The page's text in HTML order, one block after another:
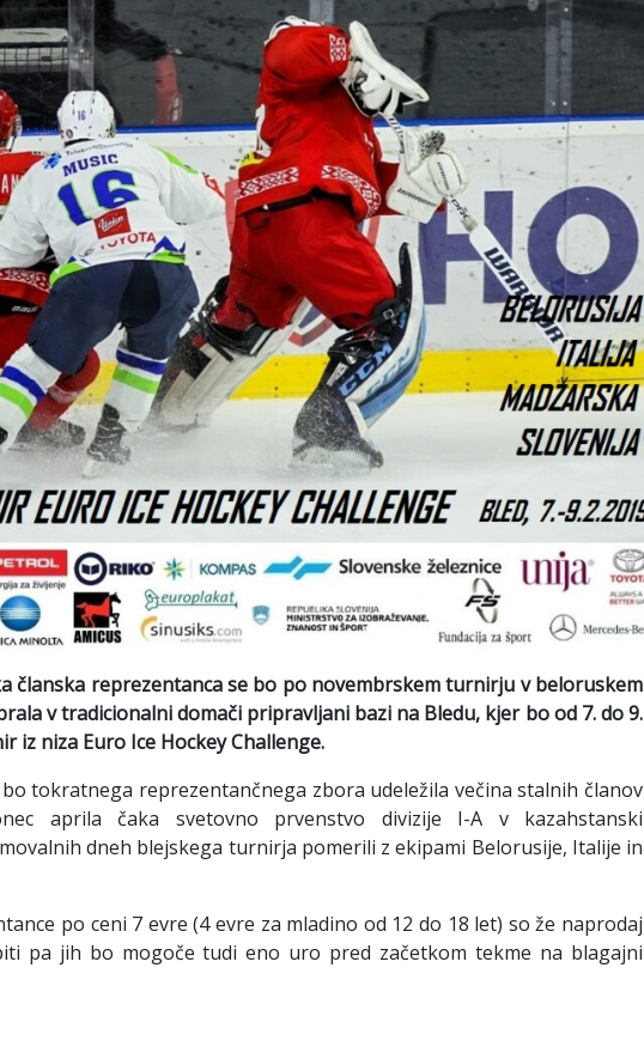
članska reprezentanca se bo po novembrskem turnirju v beloruskem
v tradicionalni domači pripravljani bazi na Bledu, kjer bo od 7. do 9.
niza Euro Ice Hockey Challenge.
tokratnega reprezentančnega zbora udeležila večina stalnih članov
aprila čaka svetovno prvenstvo divizije I-A v kazahstanski
dneh blejskega turnirja pomerili z ekipami Belorusije, Italije in
po ceni 7 evre (4 evre za mladino od 12 do 18 let) so že naprodaj
pa jih bo mogoče tudi eno uro pred začetkom tekme na blagajni